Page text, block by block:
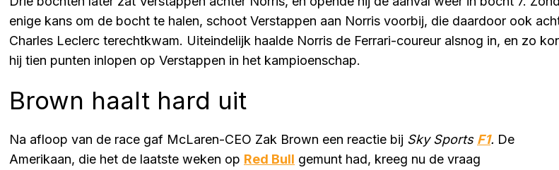
enige kans om de bocht te halen, schoot Verstappen aan Norris voorbij, die daardoor ook
Charles Leclerc terechtkwam. Uiteindelijk haalde Norris de Ferrari-coureur alsnog in, en zo
hij tien punten inlopen op Verstappen in het kampioenschap.
Brown haalt hard uit
Na afloop van de race gaf McLaren-CEO Zak Brown een reactie bij Sky Sports F1. De
Amerikaan, die het de laatste weken op Red Bull gemunt had, kreeg nu de vraag